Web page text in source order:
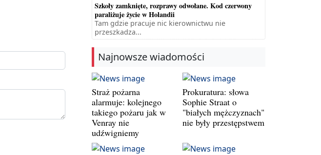
Szkoły zamknięte, rozprawy odwołane. Kod czerwony
paraliżuje życie w Holandii
Tam gdzie pracuje nic kierownictwu nie
przeszkadza...
Najnowsze wiadomości
Straż pożarna
alarmuje: kolejnego
takiego pożaru jak w
Venray nie
udźwigniemy
Prokuratura: słowa
Sophie Straat o
"białych mężczyznach"
nie były przestępstwem